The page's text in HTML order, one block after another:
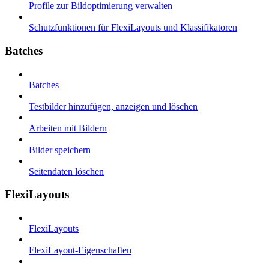
Profile zur Bildoptimierung verwalten
Schutzfunktionen für FlexiLayouts und Klassifikatoren
Batches
Batches
Testbilder hinzufügen, anzeigen und löschen
Arbeiten mit Bildern
Bilder speichern
Seitendaten löschen
FlexiLayouts
FlexiLayouts
FlexiLayout-Eigenschaften